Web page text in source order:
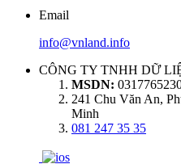
Email
info@vnland.info
CÔNG TY TNHH DỮ
MSDN:
241 Chu Văn An,
Minh
081 247 35 35